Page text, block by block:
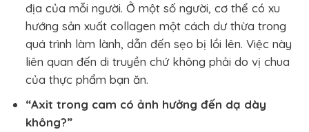
địa của mỗi người. Ở một số người, cơ thể có xu
hướng sản xuất collagen một cách dư thừa trong
quá trình làm lành, dẫn đến sẹo bị lồi lên. Việc này
liên quan đến di truyền chứ không phải do vị chua
của thực phẩm bạn ăn.
“Axit trong cam có ảnh hưởng đến dạ dày
không?”